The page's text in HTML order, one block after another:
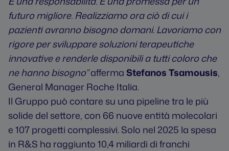
futuro migliore. Realizziamo ora ciò di cui i
pazienti avranno bisogno domani. Lavoriamo con
rigore per sviluppare soluzioni terapeutiche
innovative e renderle disponibili a tutti coloro che
ne hanno bisogno”affermaStefanos Tsamousis,
General Manager Roche Italia.
Il Gruppo può contare su una pipeline tra le più
solide del settore, con 66 nuove entità molecolari
e 107 progetti complessivi. Solo nel 2025 la spesa
in R&S ha raggiunto 10,4 miliardi di franchi